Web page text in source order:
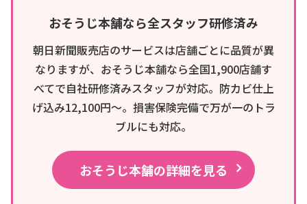
おそうじ本舗なら全スタッフ研修済み
朝日新聞販売店のサービスは店舗ごとに品質が異
なりますが、おそうじ本舗なら全国1,900店舗す
べてで自社研修済みスタッフが対応。防カビ仕上
げ込み12,100円〜。損害保険完備で万が一のトラ
ブルにも対応。
おそうじ本舗の詳細を見る